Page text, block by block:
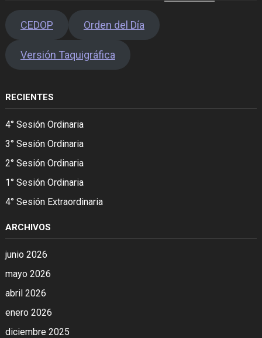
CEDOP Orden del Día
Versión Taquigráfica
RECIENTES
4° Sesión Ordinaria
3° Sesión Ordinaria
2° Sesión Ordinaria
1° Sesión Ordinaria
4° Sesión Extraordinaria
ARCHIVOS
junio 2026
mayo 2026
abril 2026
enero 2026
diciembre 2025